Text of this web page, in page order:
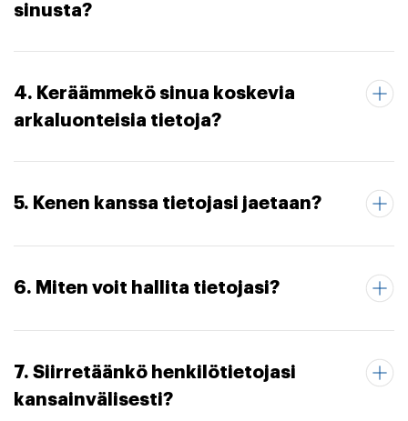
sinusta?
4. Keräämmekö sinua koskevia
arkaluonteisia tietoja?
5. Kenen kanssa tietojasi jaetaan?
6. Miten voit hallita tietojasi?
7. Siirretäänkö henkilötietojasi
kansainvälisesti?